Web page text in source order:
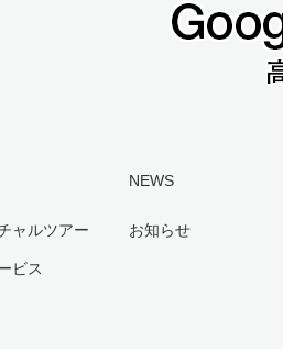
ャルツアー
ビス
NEWS
お知らせ